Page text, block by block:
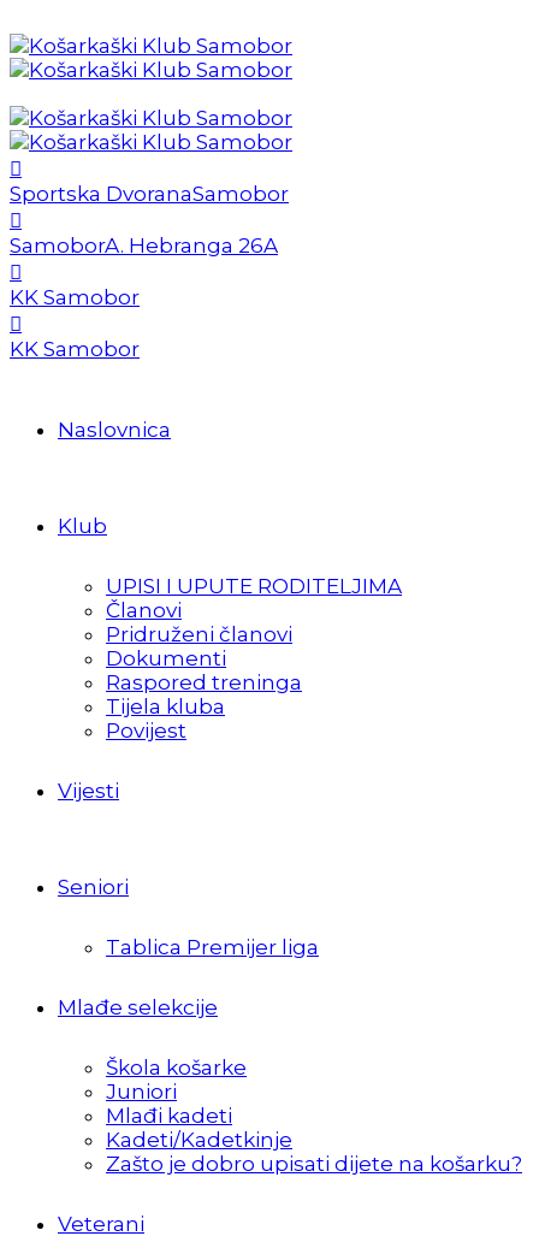
Sportska DvoranaSamobor
SamoborA. Hebranga 26A
KK Samobor
KK Samobor
Naslovnica
Klub
UPISI I UPUTE RODITELJIMA
Članovi
Pridruženi članovi
Dokumenti
Raspored treninga
Tijela kluba
Povijest
Vijesti
Seniori
Tablica Premijer liga
Mlađe selekcije
Škola košarke
Juniori
Mlađi kadeti
Kadeti/Kadetkinje
Zašto je dobro upisati dijete na košarku?
Veterani